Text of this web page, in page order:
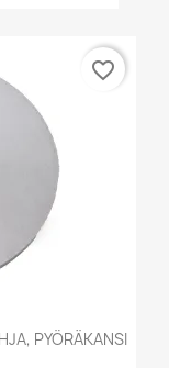
PYÖRÄKANSI
favorite_border